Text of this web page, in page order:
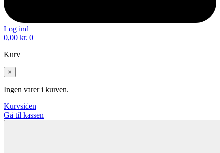
Log ind
0,00 kr. 0
Kurv
×
Ingen varer i kurven.
Kurvsiden
Gå til kassen